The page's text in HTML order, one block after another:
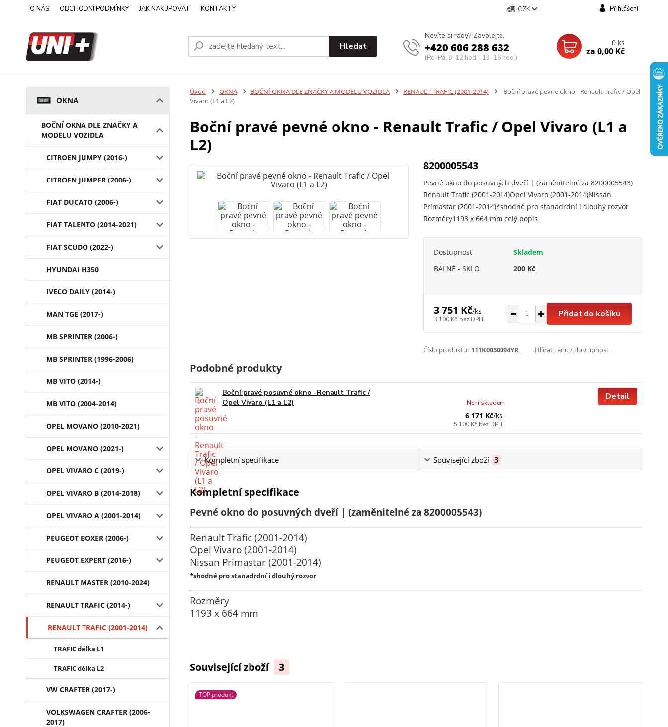
O NÁS OBCHODNÍ PODMÍNKY JAK NAKUPOVAT KONTAKTY CZK Přihlášení
Hledat
Nevíte si rady? Zavolejte.
+420 606 288 632
(Po-Pá, 8-12 hod. | 13-16 hod.)
0 ks
za 0,00 Kč
OKNA
BOČNÍ OKNA DLE ZNAČKY A
MODELU VOZIDLA
CITROEN JUMPY (2016-)
CITROEN JUMPER (2006-)
FIAT DUCATO (2006-)
FIAT TALENTO (2014-2021)
FIAT SCUDO (2022-)
HYUNDAI H350
IVECO DAILY (2014-)
MAN TGE (2017-)
MB SPRINTER (2006-)
MB SPRINTER (1996-2006)
MB VITO (2014-)
MB VITO (2004-2014)
OPEL MOVANO (2010-2021)
OPEL MOVANO (2021-)
OPEL VIVARO C (2019-)
OPEL VIVARO B (2014-2018)
OPEL VIVARO A (2001-2014)
PEUGEOT BOXER (2006-)
PEUGEOT EXPERT (2016-)
RENAULT MASTER (2010-2024)
RENAULT TRAFIC (2014-)
RENAULT TRAFIC (2001-2014)
TRAFIC délka L1
TRAFIC délka L2
VW CRAFTER (2017-)
VOLKSWAGEN CRAFTER (2006-
2017)
Úvod OKNA BOČNÍ OKNA DLE ZNAČKY A MODELU VOZIDLA RENAULT TRAFIC (2001-2014)
Boční pravé pevné okno - Renault Trafic / Opel
Vivaro (L1 a L2)
Boční pravé pevné okno - Renault Trafic / Opel Vivaro (L1 a
L2)
8200005543
Pevné okno do posuvných dveří | (zaměnitelné za 8200005543)
Renault Trafic (2001-2014)Opel Vivaro (2001-2014)Nissan
Primastar (2001-2014)*shodné pro stanadrdní i dlouhý rozvor
Rozměry1193 x 664 mm celý popis
Dostupnost
Skladem
BALNÉ - SKLO
200 Kč
3 751 Kč/ks
3 100 Kč bez DPH Přidat do košíku
Číslo produktu: 111K0030094YR Hlídat cenu / dostupnost
Podobné produkty
Boční pravé posuvné okno -Renault Trafic /
Opel Vivaro (L1 a L2)
6 171 Kč/ks
5 100 Kč bez DPH
Není skladem
Detail
Kompletní specifikace Související zboží 3
Kompletní specifikace
Pevné okno do posuvných dveří | (zaměnitelné za 8200005543)
Renault Trafic (2001-2014)
Opel Vivaro (2001-2014)
Nissan Primastar (2001-2014)
*shodné pro stanadrdní i dlouhý rozvor
Rozměry
1193 x 664 mm
Související zboží 3
TOP produkt